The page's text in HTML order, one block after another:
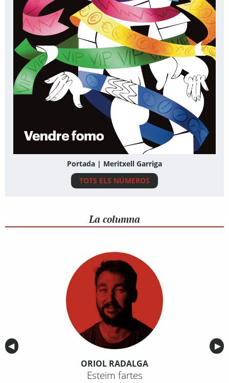
Portada | Meritxell Garriga
TOTS ELS NÚMEROS
La columna
Anterior
◀︎ ▶︎
ORIOL RADALGA
Esteim fartes